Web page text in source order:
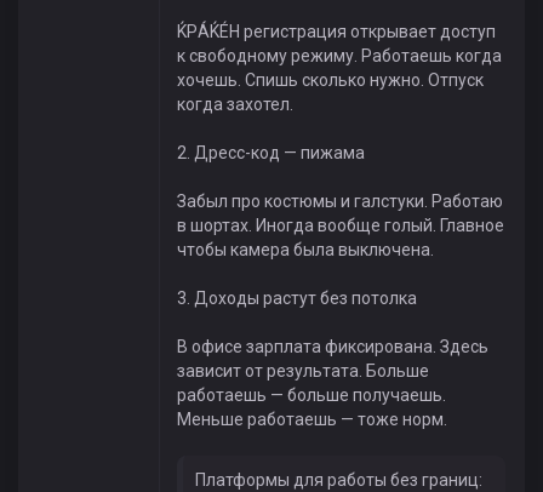
ЌРÁЌÉH регистрация открывает доступ
к свободному режиму. Работаешь когда
хочешь. Спишь сколько нужно. Отпуск
когда захотел.
2. Дресс-код — пижама
Забыл про костюмы и галстуки. Работаю
в шортах. Иногда вообще голый. Главное
чтобы камера была выключена.
3. Доходы растут без потолка
В офисе зарплата фиксирована. Здесь
зависит от результата. Больше
работаешь — больше получаешь.
Меньше работаешь — тоже норм.
Платформы для работы без границ: